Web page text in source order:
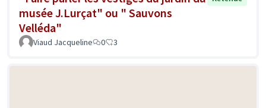
musée J.Lurçat" ou " Sauvons
Velléda"
Viaud Jacqueline 0 3